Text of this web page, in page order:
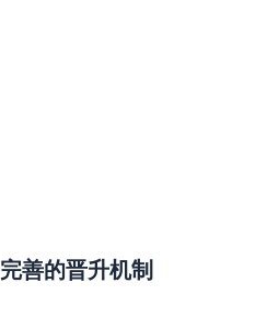
完善的晋升机制